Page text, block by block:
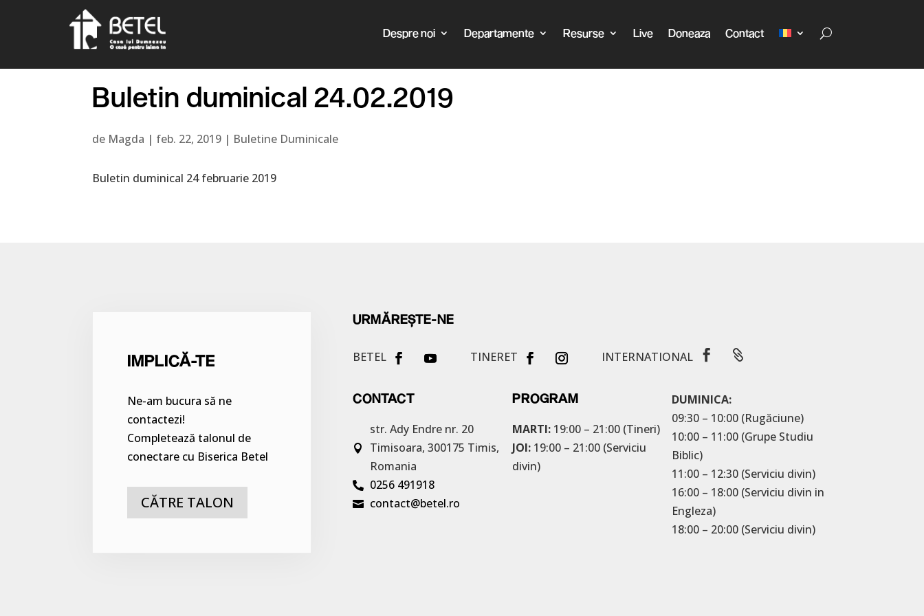
Despre noi Departamente Resurse Live Doneaza Contact
Buletin duminical 24.02.2019
de Magda | feb. 22, 2019 | Buletine Duminicale
Buletin duminical 24 februarie 2019
IMPLICĂ-TE
Ne-am bucura să ne
contactezi!
Completează talonul de
conectare cu Biserica Betel
CĂTRE TALON
URMĂREȘTE-NE
BETEL TINERET INTERNATIONAL  
CONTACT

str. Ady Endre nr. 20
Timisoara, 300175 Timis,
Romania
 0256 491918
 contact@betel.ro
PROGRAM
MARTI: 19:00 – 21:00 (Tineri)
JOI: 19:00 – 21:00 (Serviciu
divin)
DUMINICA:
09:30 – 10:00 (Rugăciune)
10:00 – 11:00 (Grupe Studiu
Biblic)
11:00 – 12:30 (Serviciu divin)
16:00 – 18:00 (Serviciu divin in
Engleza)
18:00 – 20:00 (Serviciu divin)